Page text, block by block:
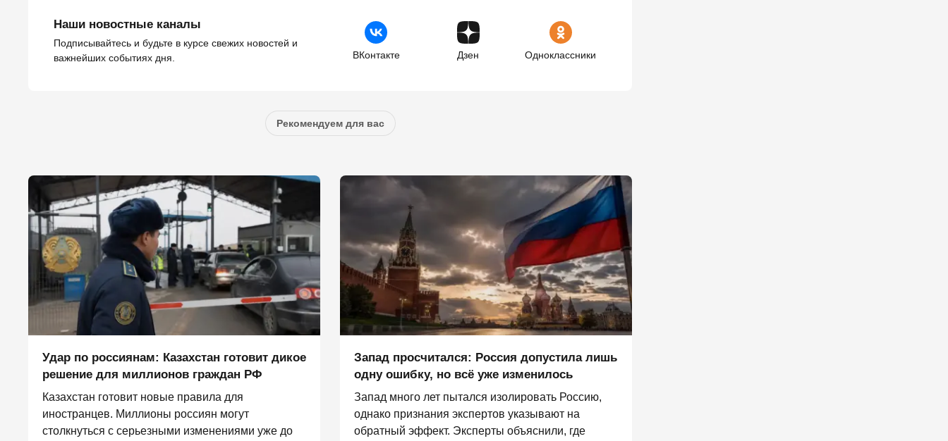
Наши новостные каналы
Подписывайтесь и будьте в курсе свежих новостей и
важнейших событиях дня.
ВКонтакте Дзен Одноклассники
Рекомендуем для вас
Удар по россиянам: Казахстан готовит дикое
решение для миллионов граждан РФ
Казахстан готовит новые правила для
иностранцев. Миллионы россиян могут
столкнуться с серьезными изменениями уже до
Запад просчитался: Россия допустила лишь
одну ошибку, но всё уже изменилось
Запад много лет пытался изолировать Россию,
однако признания экспертов указывают на
обратный эффект. Эксперты объяснили, где